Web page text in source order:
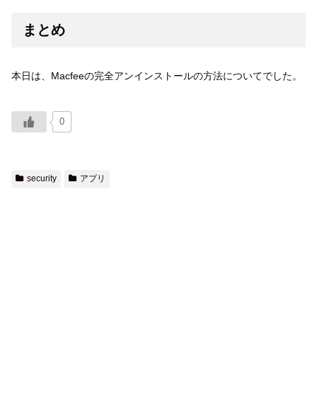
まとめ
本日は、Macfeeの完全アンインストールの方法についてでした。
0
security アプリ